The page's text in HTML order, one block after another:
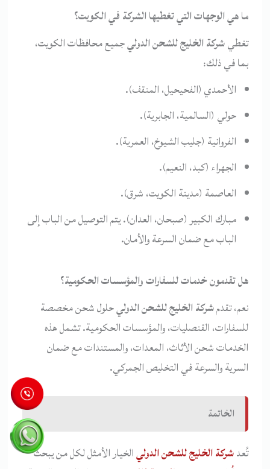
ما هي الوجهات التي تغطيها الشركة في الكويت؟
تغطيشركة الخليج للشحن الدوليجميع محافظات الكويت،
بما في ذلك:
الأحمدي (الفحيحيل، المنقف).
حولي (السالمية، الجابرية).
الفروانية (جليب الشيوخ، العمرية).
الجهراء (كبد، النعيم).
العاصمة (مدينة الكويت، شرق).
مبارك الكبير (صبحان، العدان). يتم التوصيل من الباب إلى
الباب مع ضمان السرعة والأمان.
هل تقدمون خدمات للسفارات والمؤسسات الحكومية؟
نعم، تقدمشركة الخليج للشحن الدوليحلول شحن مخصصة
للسفارات، القنصليات، والمؤسسات الحكومية. تشمل هذه
الخدمات شحن الأثاث، المعدات، والمستندات مع ضمان
السرية والسرعة في التخليص الجمركي.
الخاتمة
تُعدشركة الخليج للشحن الدوليالخيار الأمثل لكل من يبحث